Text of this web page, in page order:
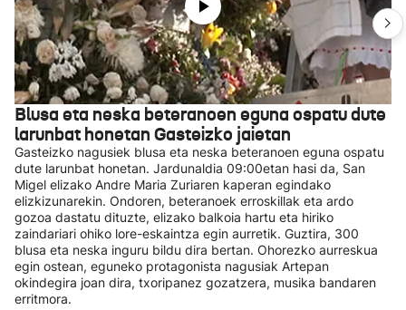
Blusa eta neska beteranoen eguna ospatu dute
larunbat honetan Gasteizko jaietan
Gasteizko nagusiek blusa eta neska beteranoen eguna ospatu
dute larunbat honetan. Jardunaldia 09:00etan hasi da, San
Migel elizako Andre Maria Zuriaren kaperan egindako
elizkizunarekin. Ondoren, beteranoek erroskillak eta ardo
gozoa dastatu dituzte, elizako balkoia hartu eta hiriko
zaindariari ohiko lore-eskaintza egin aurretik. Guztira, 300
blusa eta neska inguru bildu dira bertan. Ohorezko aurreskua
egin ostean, eguneko protagonista nagusiak Artepan
okindegira joan dira, txoripanez gozatzera, musika bandaren
erritmora.